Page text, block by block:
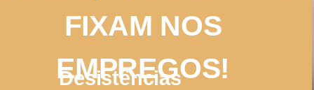
FIXAM NOS
EMPREGOS!
Desistências